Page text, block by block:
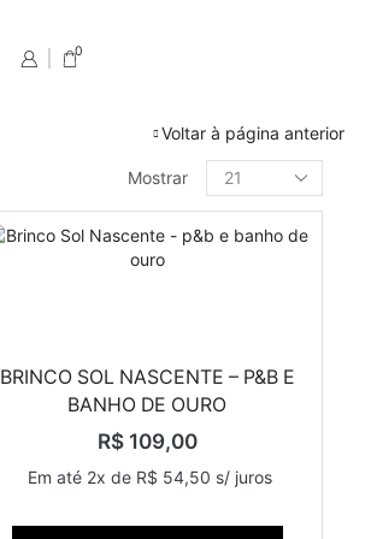
0
Voltar à página anterior
Mostrar
BRINCO SOL NASCENTE – P&B E
BANHO DE OURO
R$109,00
Em até 2x de R$ 54,50 s/ juros
FILTRAR POR PREÇO
R$89,00
Em até 2x de 44,50s/